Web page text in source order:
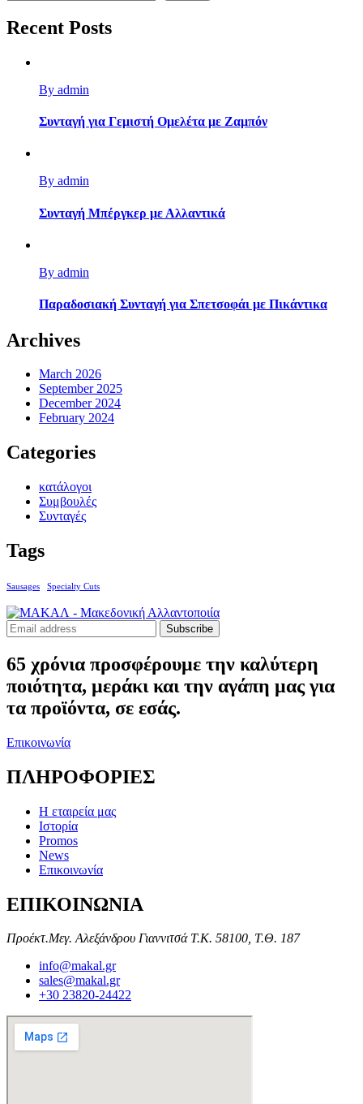
Recent Posts
By admin
Συνταγή για Γεμιστή Ομελέτα με Ζαμπόν
By admin
Συνταγή Μπέργκερ με Αλλαντικά
By admin
Παραδοσιακή Συνταγή για Σπετσοφάι με Πικάντικα
Archives
March 2026
September 2025
December 2024
February 2024
Categories
κατάλογοι
Συμβουλές
Συνταγές
Tags
Sausages Specialty Cuts
Subscribe
65 χρόνια προσφέρουμε την καλύτερη
ποιότητα, μεράκι και την αγάπη μας για
τα προϊόντα, σε εσάς.
Επικοινωνία
ΠΛΗΡΟΦΟΡΙΕΣ
Η εταιρεία μας
Ιστορία
Promos
News
Επικοινωνία
ΕΠΙΚΟΙΝΩΝΙΑ
Προέκτ.Μεγ. Αλεξάνδρου Γιαννιτσά Τ.Κ. 58100, Τ.Θ. 187
info@makal.gr
sales@makal.gr
+30 23820-24422